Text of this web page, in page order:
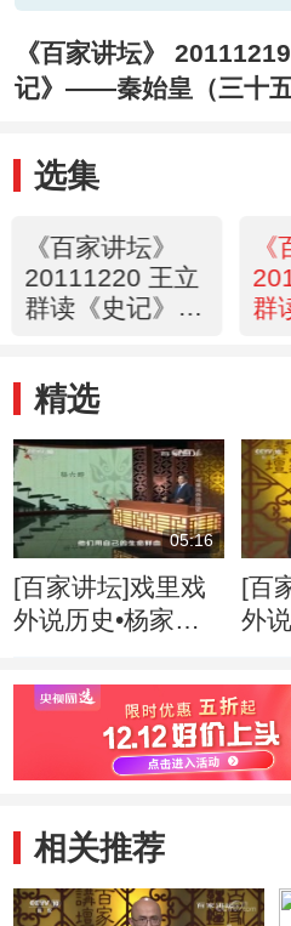
《百家讲坛》
记》——秦始皇（三十
选集
《百家讲坛》
20111220 王立
群读《史记》
群
精选
05:16
[百家讲坛]戏里戏
外说历史•杨家将
[百
外
相关推荐